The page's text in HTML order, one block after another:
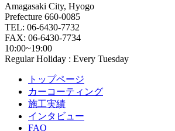
Amagasaki City, Hyogo
Prefecture 660-0085
TEL: 06-6430-7732
FAX: 06-6430-7734
10:00~19:00
Regular Holiday : Every Tuesday
トップページ
カーコーティング
施工実績
インタビュー
FAQ